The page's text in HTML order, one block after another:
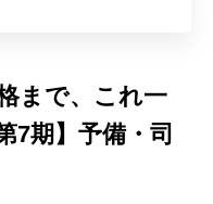
まで、これ一
7期】予備・司